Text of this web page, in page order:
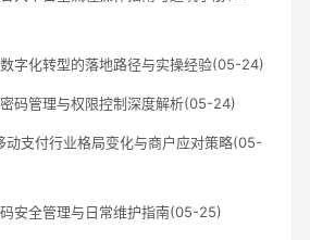
字化转型的落地路径与实操经验(05-24)
码管理与权限控制深度解析(05-24)
动支付行业格局变化与商户应对策略(05-
安全管理与日常维护指南(05-25)